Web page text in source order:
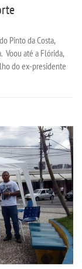
Pinto da Costa,
Voou até a Flórida,
do ex-presidente